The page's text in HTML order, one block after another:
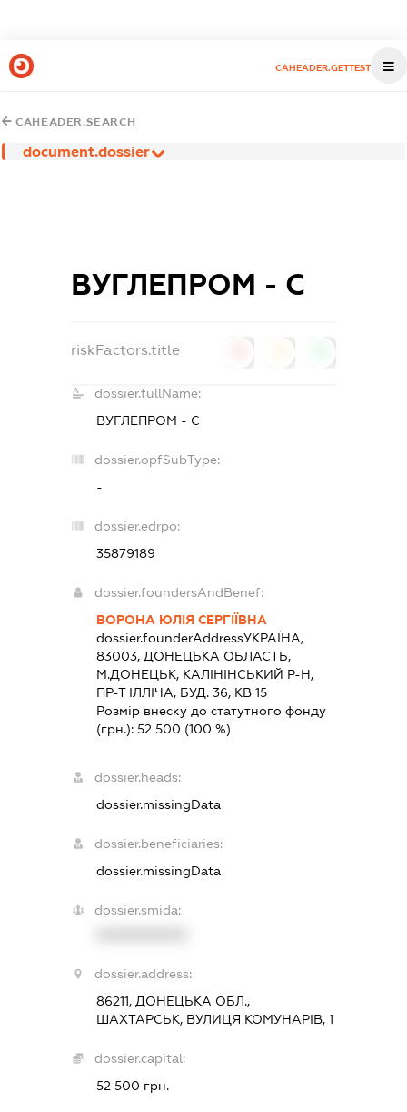
CAHEADER.GETTEST
CAHEADER.SEARCH
document.dossier
ВУГЛЕПРОМ - С
riskFactors.title
dossier.fullName:
ВУГЛЕПРОМ - С
dossier.opfSubType:
-
dossier.edrpo:
35879189
dossier.foundersAndBenef:
ВОРОНА ЮЛІЯ СЕРГІЇВНА
dossier.founderAddressУКРАЇНА,
83003, ДОНЕЦЬКА ОБЛАСТЬ,
М.ДОНЕЦЬК, КАЛІНІНСЬКИЙ Р-Н,
ПР-Т ІЛЛІЧА, БУД. 36, КВ 15
Розмір внеску до статутного фонду
(грн.): 52 500 (100 %)
dossier.heads:
dossier.missingData
dossier.beneficiaries:
dossier.missingData
dossier.smida:
dossier.address:
86211, ДОНЕЦЬКА ОБЛ.,
ШАХТАРСЬК, ВУЛИЦЯ КОМУНАРІВ, 1
dossier.capital:
52 500 грн.